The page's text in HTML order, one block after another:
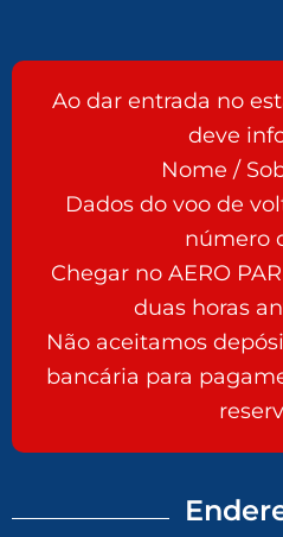
Ao dar entrada no
deve
Nome /
Dados do voo de
número
Chegar no AERO
duas horas
Não aceitamos
bancária para